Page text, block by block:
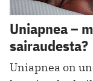
Uniapnea –
sairaudesta?
Uniapnea on